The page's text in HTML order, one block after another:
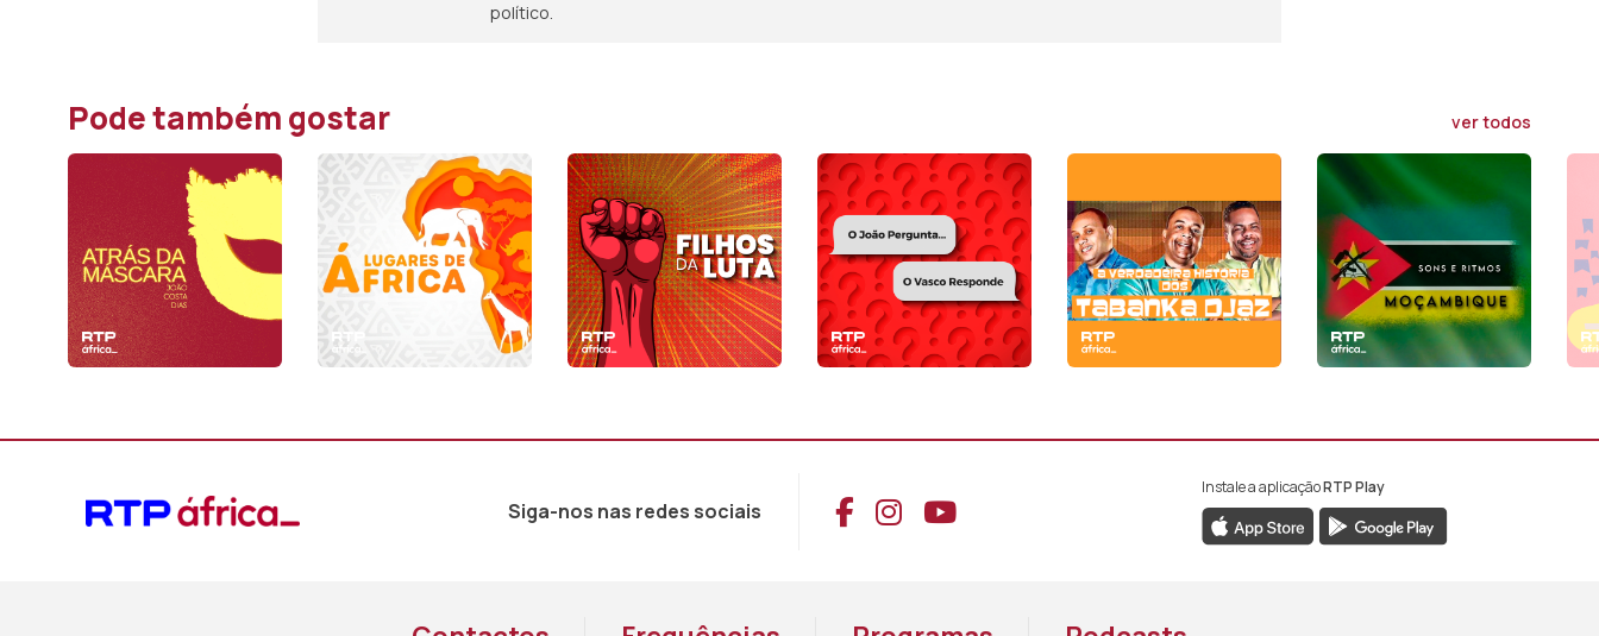
político.
Pode também gostar ver todos
Siga-nos nas redes sociais Aceder ao Facebook da RTP África
Aceder ao Instagram da RTP África
Aceder ao YouTube da RTP África
Instale a aplicaçãoRTP Play